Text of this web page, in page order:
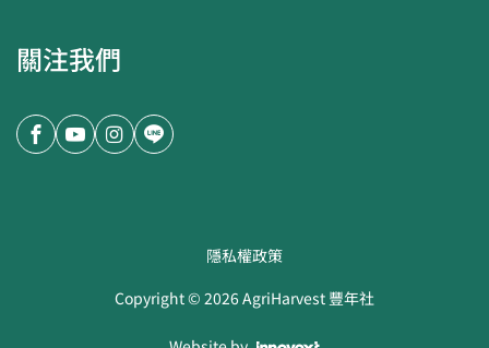
關注我們
隱私權政策
Copyright ©2026AgriHarvest 豐年社